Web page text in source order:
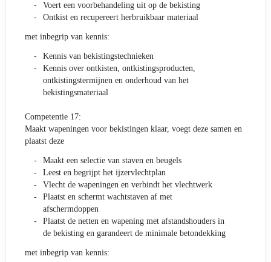
Voert een voorbehandeling uit op de bekisting
Ontkist en recupereert herbruikbaar materiaal
met inbegrip van kennis:
Kennis van bekistingstechnieken
Kennis over ontkisten, ontkistingsproducten,
ontkistingstermijnen en onderhoud van het
bekistingsmateriaal
Competentie 17:
Maakt wapeningen voor bekistingen klaar, voegt deze samen en
plaatst deze
Maakt een selectie van staven en beugels
Leest en begrijpt het ijzervlechtplan
Vlecht de wapeningen en verbindt het vlechtwerk
Plaatst en schermt wachtstaven af met
afschermdoppen
Plaatst de netten en wapening met afstandshouders in
de bekisting en garandeert de minimale betondekking
met inbegrip van kennis: